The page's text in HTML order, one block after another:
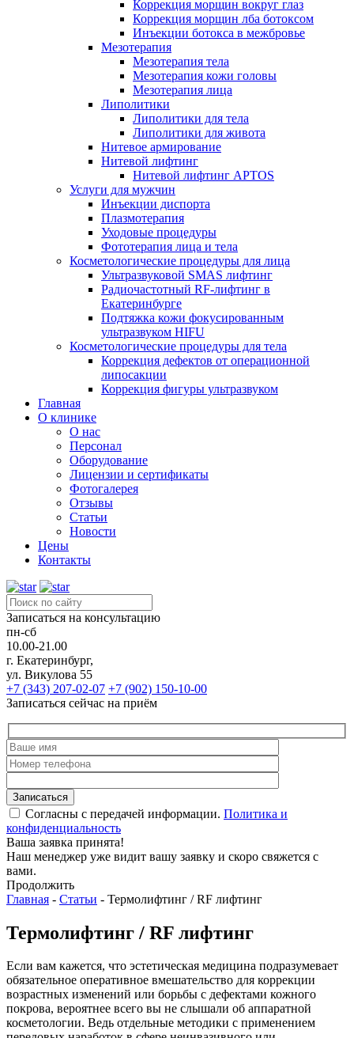
Коррекция морщин вокруг глаз
Коррекция морщин лба ботоксом
Инъекции ботокса в межбровье
Мезотерапия
Мезотерапия тела
Мезотерапия кожи головы
Мезотерапия лица
Липолитики
Липолитики для тела
Липолитики для живота
Нитевое армирование
Нитевой лифтинг
Нитевой лифтинг APTOS
Услуги для мужчин
Инъекции диспорта
Плазмотерапия
Уходовые процедуры
Фототерапия лица и тела
Косметологические процедуры для лица
Ультразвуковой SMAS лифтинг
Радиочастотный RF-лифтинг в
Екатеринбурге
Подтяжка кожи фокусированным
ультразвуком HIFU
Косметологические процедуры для тела
Коррекция дефектов от операционной
липосакции
Коррекция фигуры ультразвуком
Главная
О клинике
О нас
Персонал
Оборудование
Лицензии и сертификаты
Фотогалерея
Отзывы
Статьи
Новости
Цены
Контакты
Записаться на консультацию
пн-сб
10.00-21.00
г. Екатеринбург,
ул. Викулова 55
+7 (343) 207-02-07 +7 (902) 150-10-00
Записаться сейчас на приём
Согласны с передачей информации. Политика и
конфиденциальность
Ваша заявка принята!
Наш менеджер уже видит вашу заявку и скоро свяжется с
вами.
Продолжить
Главная - Статьи - Термолифтинг / RF лифтинг
Термолифтинг / RF лифтинг
Если вам кажется, что эстетическая медицина подразумевает
обязательное оперативное вмешательство для коррекции
возрастных изменений или борьбы с дефектами кожного
покрова, вероятнее всего вы не слышали об аппаратной
косметологии. Ведь отдельные методики с применением